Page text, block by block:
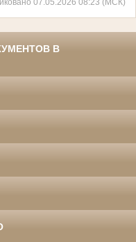
07.05.2026 08:23 (МСК)
В